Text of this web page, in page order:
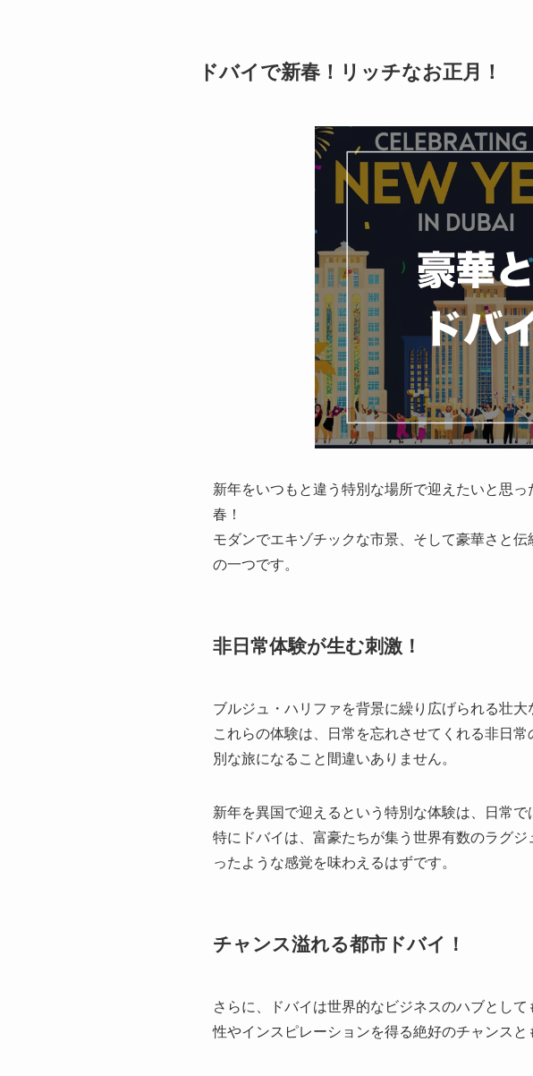
ドバイで新春！リッチなお正月！
新年をいつもと違う特別な場所で迎えたいと思
春！
モダンでエキゾチックな市景、そして豪華さと
の一つです。
非日常体験が生む刺激！
ブルジュ・ハリファを背景に繰り広げられる壮
これらの体験は、日常を忘れさせてくれる非日
別な旅になること間違いありません。
新年を異国で迎えるという特別な体験は、日常
特にドバイは、富豪たちが集う世界有数のラグ
ったような感覚を味わえるはずです。
チャンス溢れる都市ドバイ！
さらに、ドバイは世界的なビジネスのハブとし
性やインスピレーションを得る絶好のチャンスと